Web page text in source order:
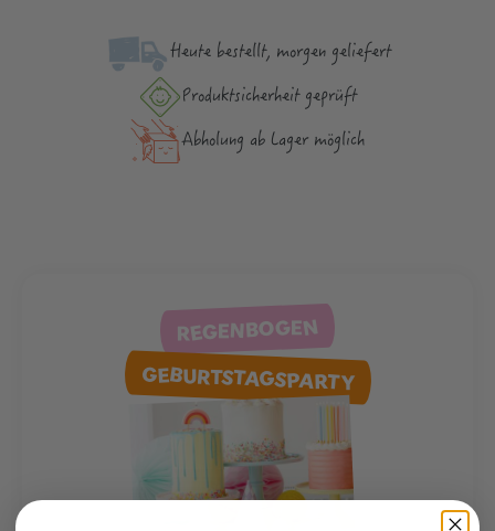
Heute bestellt, morgen geliefert
Produktsicher­heit geprüft
Abholung ab Lager möglich
REGENBOGEN
GEBURTSTAGSPARTY